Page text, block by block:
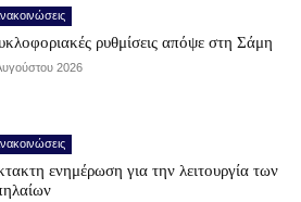
ρυθμίσεις απόψε στη Σάμη
2026
ενημέρωση για την λειτουργία των